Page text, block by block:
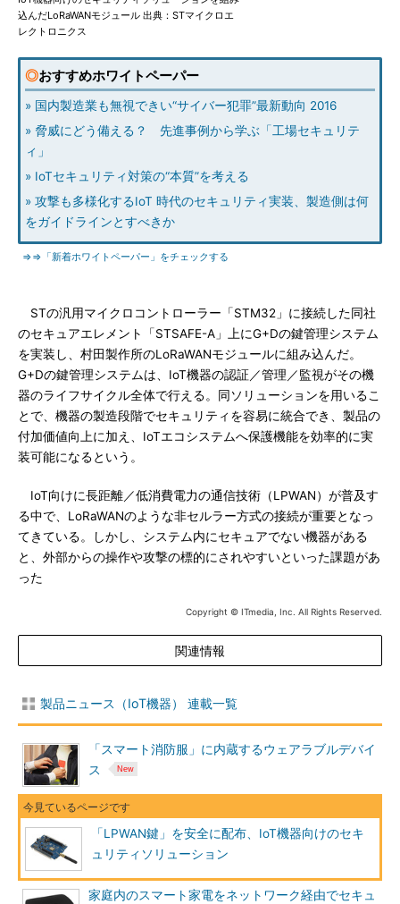
込んだLoRaWANモジュール 出典：STマイクロエ
レクトロニクス
◎おすすめホワイトペーパー
» 国内製造業も無視できい“サイバー犯罪”最新動向 2016
» 脅威にどう備える？ 先進事例から学ぶ「工場セキュリテ
ィ」
» IoTセキュリティ対策の“本質”を考える
» 攻撃も多様化するIoT 時代のセキュリティ実装、製造側は何
をガイドラインとすべきか
⇒⇒「新着ホワイトペーパー」をチェックする
STの汎用マイクロコントローラー「STM32」に接続した同社
のセキュアエレメント「STSAFE-A」上にG+Dの鍵管理システム
を実装し、村田製作所のLoRaWANモジュールに組み込んだ。
G+Dの鍵管理システムは、IoT機器の認証／管理／監視がその機
器のライフサイクル全体で行える。同ソリューションを用いるこ
とで、機器の製造段階でセキュリティを容易に統合でき、製品の
付加価値向上に加え、IoTエコシステムへ保護機能を効率的に実
装可能になるという。
IoT向けに長距離／低消費電力の通信技術（LPWAN）が普及す
る中で、LoRaWANのような非セルラー方式の接続が重要となっ
てきている。しかし、システム内にセキュアでない機器がある
と、外部からの操作や攻撃の標的にされやすいといった課題があ
った
Copyright © ITmedia, Inc. All Rights Reserved.
関連情報
製品ニュース（IoT機器） 連載一覧
「スマート消防服」に内蔵するウェアラブルデバイ
ス
「LPWAN鍵」を安全に配布、IoT機器向けのセキ
ュリティソリューション
家庭内のスマート家電をネットワーク経由でセキュ